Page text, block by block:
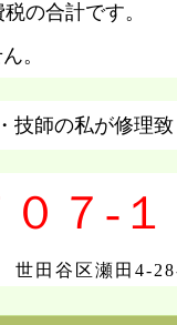
の合計です。
。
技師の私が修理
７-１
世田谷区瀬田4-